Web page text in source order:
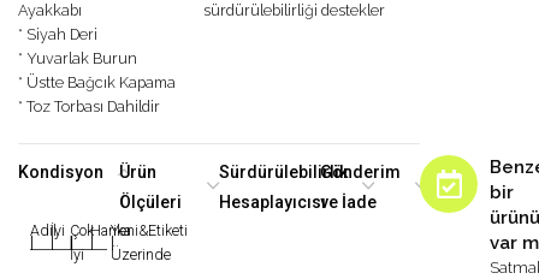
Ayakkabı
* Siyah Deri
* Yuvarlak Burun
* Üstte Bağcık Kapama
* Toz Torbası Dahildir
sürdürülebilirliği destekler
Kondisyon
Adilİyi
|
Çok
İyi
Harika
|
Yeni&Etiketi
Üzerinde
Ürün
Ölçüleri
Sürdürülebilirlik
Hesaplayıcısı
Gönderim
ve İade
bir
var